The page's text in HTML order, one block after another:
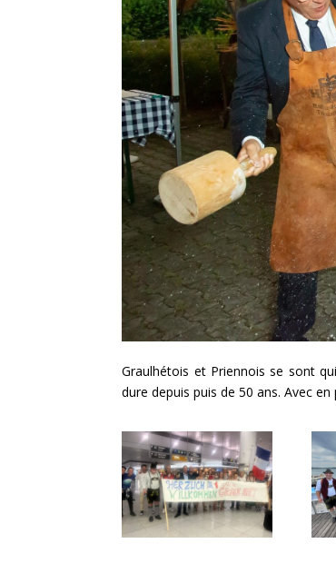
Graulhétois et Priennois se sont
dure depuis puis de 50 ans. Avec